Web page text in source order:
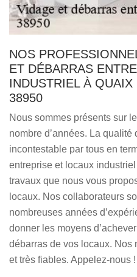
NOS
ET DÉBARRAS
INDUSTRIEL À
38950
Nous sommes présents sur
nombre d’années. La qualité
incontestable par tous en
entreprise et locaux
travaux que nous vous
locaux. Nos collaborateurs
nombreuses années
donner les moyens
débarras de vos locaux. Nos
et très fiables. Appelez-nous !